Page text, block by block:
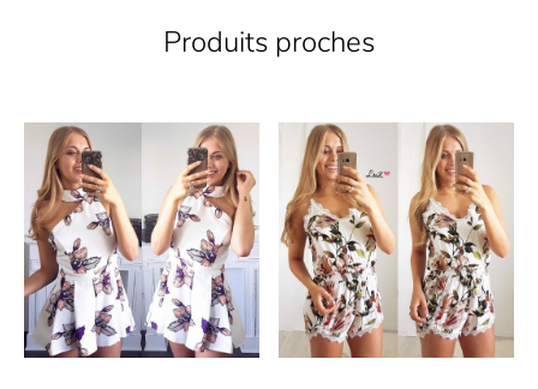
Produits proches